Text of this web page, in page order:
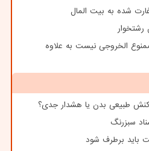
ممنوع الخروجی نیست به علاوه
طبیعی بدن یا هشدار جدی؟
سبزرنگ
باید برطرف شود